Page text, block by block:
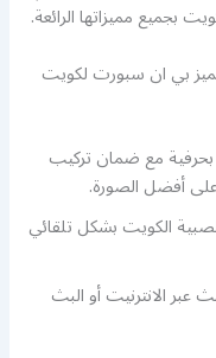
مميزاتها الرائعة.
بي ان سبورت لكويت
مع ضمان تركيب
على أفضل الصورة.
الكويت بشكل تلقائي
عبر الانترنيت أو البث